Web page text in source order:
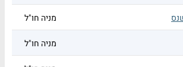
מניה חו"ל
מניה חו"ל